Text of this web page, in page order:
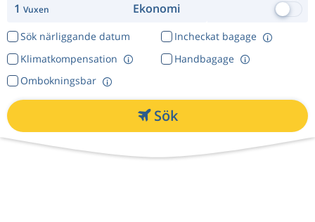
1 Vuxen Ekonomi
Sök närliggande datum
Incheckat bagage
Klimatkompensation
Ombokningsbar
Handbagage
Sök